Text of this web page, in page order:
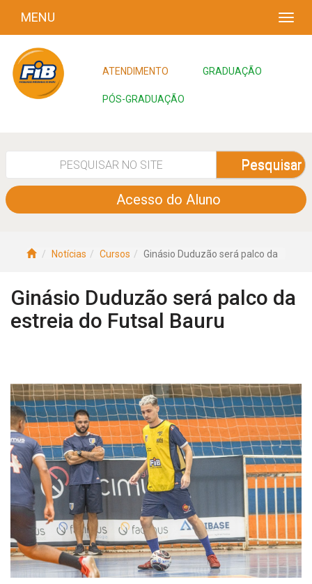
MENU
ATENDIMENTO GRADUAÇÃO
PÓS-GRADUAÇÃO
Pesquisar
Acesso do Aluno
Notícias Cursos Ginásio Duduzão será palco da
Ginásio Duduzão será palco da
estreia do Futsal Bauru